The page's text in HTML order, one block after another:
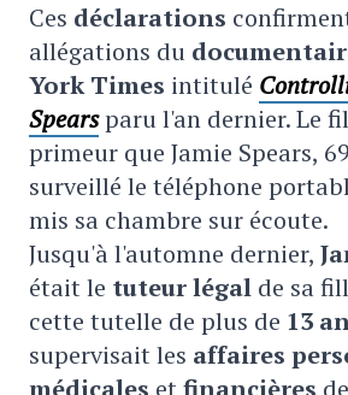
Ces déclarations
allégations du
York Times intitulé
Spearsparu l'an dernier. Le
primeur que Jamie Spears,
surveillé le téléphone
mis sa chambre sur écoute.
Jusqu'à l'automne dernier,
était le tuteur légal de sa
cette tutelle de plus de 13
supervisait les affaires
médicales et financières